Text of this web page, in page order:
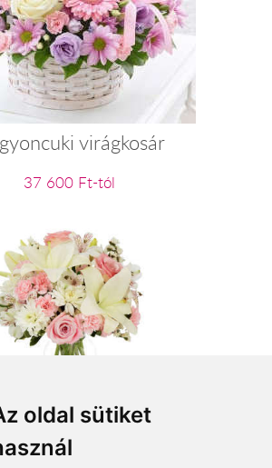
oldal sütiket
virágkosár
37 600 Ft-tól
Anyák napi ölelés
27 600 Ft-tól